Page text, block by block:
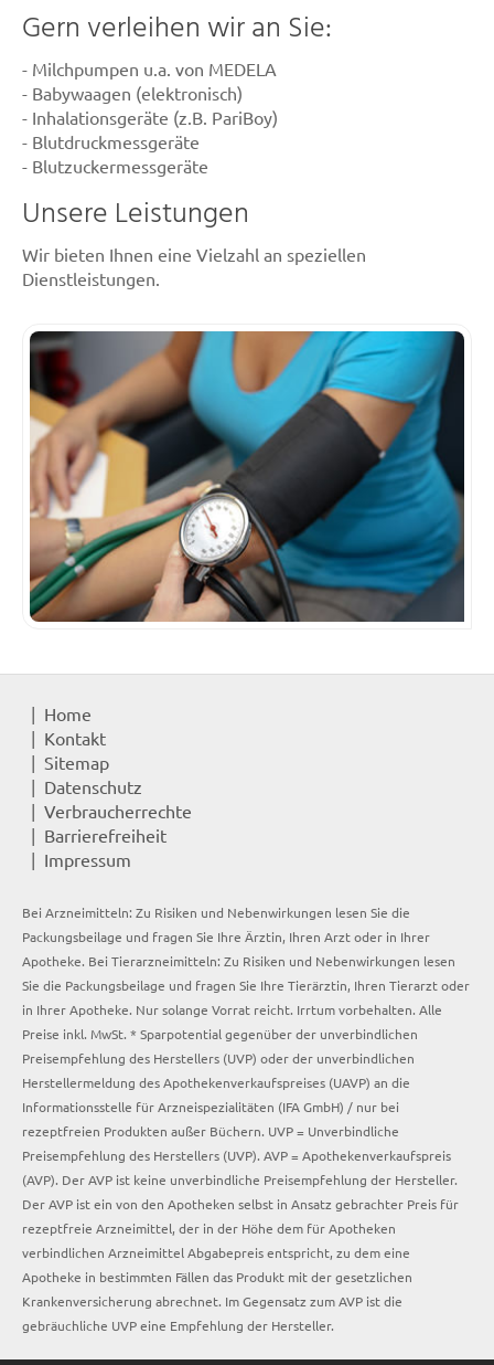
Gern verleihen wir an Sie:
- Milchpumpen u.a. von MEDELA
- Babywaagen (elektronisch)
- Inhalationsgeräte (z.B. PariBoy)
- Blutdruckmessgeräte
- Blutzuckermessgeräte
Unsere Leistungen
Wir bieten Ihnen eine Vielzahl an speziellen
Dienstleistungen.
Home
Kontakt
Sitemap
Datenschutz
Verbraucherrechte
Barrierefreiheit
Impressum
Bei Arzneimitteln: Zu Risiken und Nebenwirkungen lesen Sie die
Packungsbeilage und fragen Sie Ihre Ärztin, Ihren Arzt oder in Ihrer
Apotheke. Bei Tierarzneimitteln: Zu Risiken und Nebenwirkungen lesen
Sie die Packungsbeilage und fragen Sie Ihre Tierärztin, Ihren Tierarzt oder
in Ihrer Apotheke. Nur solange Vorrat reicht. Irrtum vorbehalten. Alle
Preise inkl. MwSt. * Sparpotential gegenüber der unverbindlichen
Preisempfehlung des Herstellers (UVP) oder der unverbindlichen
Herstellermeldung des Apothekenverkaufspreises (UAVP) an die
Informationsstelle für Arzneispezialitäten (IFA GmbH) / nur bei
rezeptfreien Produkten außer Büchern. UVP = Unverbindliche
Preisempfehlung des Herstellers (UVP). AVP = Apothekenverkaufspreis
(AVP). Der AVP ist keine unverbindliche Preisempfehlung der Hersteller.
Der AVP ist ein von den Apotheken selbst in Ansatz gebrachter Preis für
rezeptfreie Arzneimittel, der in der Höhe dem für Apotheken
verbindlichen Arzneimittel Abgabepreis entspricht, zu dem eine
Apotheke in bestimmten Fällen das Produkt mit der gesetzlichen
Krankenversicherung abrechnet. Im Gegensatz zum AVP ist die
gebräuchliche UVP eine Empfehlung der Hersteller.